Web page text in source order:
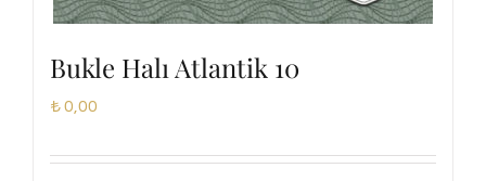
Bukle Halı Atlantik 10
₺0,00